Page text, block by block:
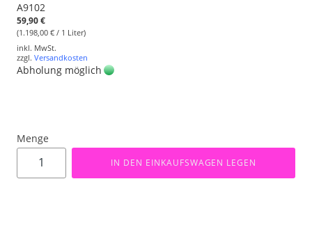
A9102
59,90 €
(1.198,00 € / 1 Liter)
inkl. MwSt.
zzgl. Versandkosten
Abholung möglich
Menge
IN DEN EINKAUFSWAGEN LEGEN